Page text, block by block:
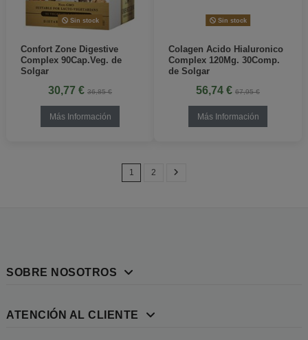
Sin stock
Confort Zone Digestive
Complex 90Cap.Veg. de
Solgar
30,77 € 36,85 €
Más Información
Sin stock
Colagen Acido Hialuronico
Complex 120Mg. 30Comp.
de Solgar
56,74 € 67,95 €
Más Información
1 2
SOBRE NOSOTROS
ATENCIÓN AL CLIENTE